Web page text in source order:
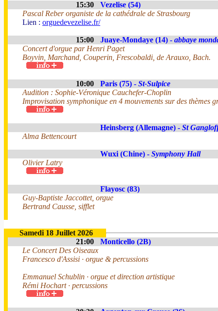
15:30
Vezelise (54)
Pascal Reber organiste de la cathédrale de Strasbourg
Lien : orguedevezelise.fr/
15:00 Juaye-Mondaye (14) - abbaye
Concert d'orgue par Henri Paget
Boyvin, Marchand, Couperin, Frescobaldi, de Arauxo, Bach.
10:00 Paris (75) - St-Sulpice
Audition : Sophie-Véronique Cauchefer-Choplin
Improvisation symphonique en 4 mouvements sur des thèmes
Heinsberg (Allemagne) - St
Alma Bettencourt
Wuxi (Chine) - Symphony Hall
Olivier Latry
Flayosc (83)
Guy-Baptiste Jaccottet, orgue
Bertrand Causse, sifflet
Samedi 18 Juillet 2026
21:00
Monticello (2B)
Le Concert Des Oiseaux
Francesco d'Assisi · orgue & percussions
Emmanuel Schublin · orgue et direction artistique
Rémi Hochart · percussions